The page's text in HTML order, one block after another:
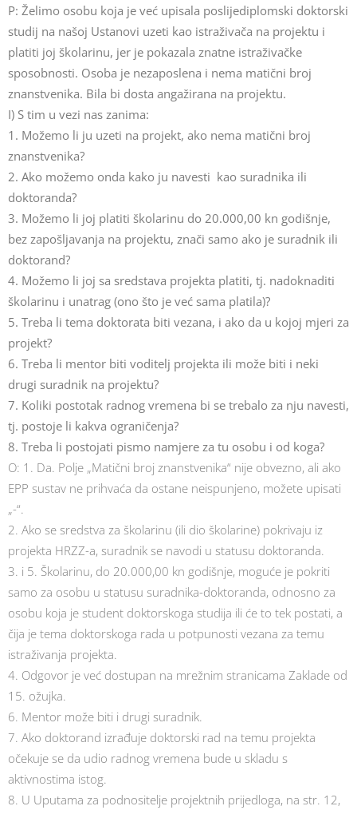
P: Želimo osobu koja je već upisala poslijediplomski doktorski
studij na našoj Ustanovi uzeti kao istraživača na projektu i
platiti joj školarinu, jer je pokazala znatne istraživačke
sposobnosti. Osoba je nezaposlena i nema matični broj
znanstvenika. Bila bi dosta angažirana na projektu.
I) S tim u vezi nas zanima:
1. Možemo li ju uzeti na projekt, ako nema matični broj
znanstvenika?
2. Ako možemo onda kako ju navesti kao suradnika ili
doktoranda?
3. Možemo li joj platiti školarinu do 20.000,00 kn godišnje,
bez zapošljavanja na projektu, znači samo ako je suradnik ili
doktorand?
4. Možemo li joj sa sredstava projekta platiti, tj. nadoknaditi
školarinu i unatrag (ono što je već sama platila)?
5. Treba li tema doktorata biti vezana, i ako da u kojoj mjeri za
projekt?
6. Treba li mentor biti voditelj projekta ili može biti i neki
drugi suradnik na projektu?
7. Koliki postotak radnog vremena bi se trebalo za nju navesti,
tj. postoje li kakva ograničenja?
8. Treba li postojati pismo namjere za tu osobu i od koga?
O: 1. Da. Polje „Matični broj znanstvenika“ nije obvezno, ali ako
EPP sustav ne prihvaća da ostane neispunjeno, možete upisati
„-“.
2. Ako se sredstva za školarinu (ili dio školarine) pokrivaju iz
projekta HRZZ-a, suradnik se navodi u statusu doktoranda.
3. i 5. Školarinu, do 20.000,00 kn godišnje, moguće je pokriti
samo za osobu u statusu suradnika-doktoranda, odnosno za
osobu koja je student doktorskoga studija ili će to tek postati, a
čija je tema doktorskoga rada u potpunosti vezana za temu
istraživanja projekta.
4. Odgovor je već dostupan na mrežnim stranicama Zaklade od
15. ožujka.
6. Mentor može biti i drugi suradnik.
7. Ako doktorand izrađuje doktorski rad na temu projekta
očekuje se da udio radnog vremena bude u skladu s
aktivnostima istog.
8. U Uputama za podnositelje projektnih prijedloga, na str. 12,